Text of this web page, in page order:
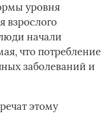
уровня
взрослого
начали
что потребление
заболеваний и
этому